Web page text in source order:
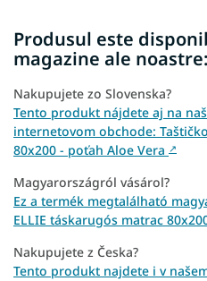
Produsul este
magazine ale noastre:
Nakupujete zo Slovenska?
Tento produkt nájdete aj na
internetovom obchode:
80x200 - poťah Aloe Vera ↗
Magyarországról vásárol?
Ez a termék megtalálható
ELLIE táskarugós matrac
Nakupujete z Česka?
Tento produkt najdete i v